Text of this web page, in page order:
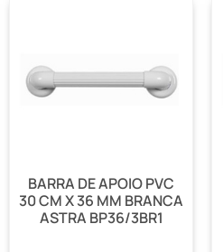
BARRA DE APOIO PVC
30 CM X 36 MM BRANCA
ASTRA BP36/3BR1